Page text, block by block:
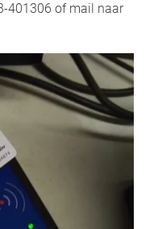
401306 of mail naar